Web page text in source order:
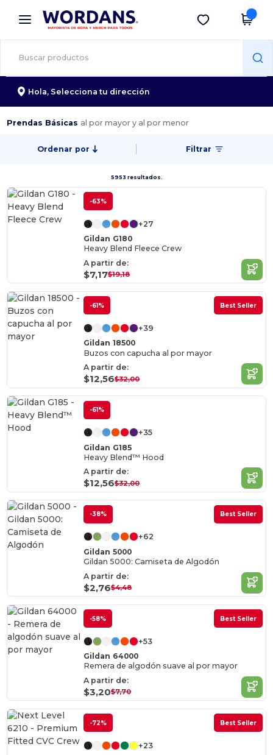
× App de Wordans
¡Mejores precios en app!
Descargar app
Hola, Selecciona tu dirección
Prendas Básicas al por mayor y al por menor
Ordenar por Filtrar
5953 resultados.
-63%
+27
Gildan G180
Heavy Blend Fleece Crew
A partir de:
$7,17$19,18
-61% Best Seller
+39
Gildan 18500
Buzos con capucha al por mayor
A partir de:
$12,56$32,00
-61%
+35
Gildan G185
Heavy Blend™ Hood
A partir de:
$12,56$32,00
-38% Best Seller
+62
Gildan 5000
Gildan 5000: Camiseta de Algodón
A partir de:
$2,76$4,48
-58% Best Seller
+53
Gildan 64000
Remera de algodón suave al por mayor
A partir de:
$3,20$7,70
-72% Best Seller
+23